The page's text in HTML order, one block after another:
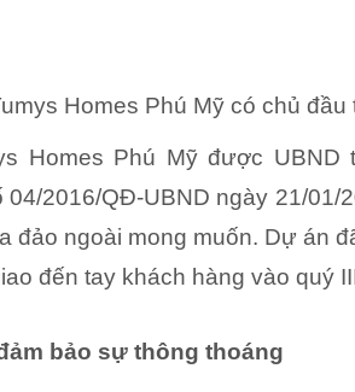
Homes Phú Mỹ có chủ
Homes Phú Mỹ được
04/2016/QĐ-UBND ngày 21/01/
đảo ngoài mong muốn. Dự án
đến tay khách hàng vào quý
bảo sự thông thoáng